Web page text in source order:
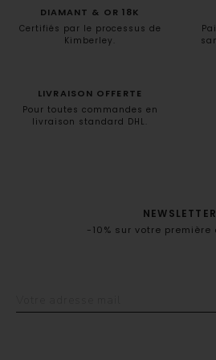
DIAMANT & OR 18K
Certifiés par le processus de
Kimberley.
LIVRAISON OFFERTE
Pour toutes commandes en
livraison standard DHL.
NEWSLETTER
-10% sur votre première